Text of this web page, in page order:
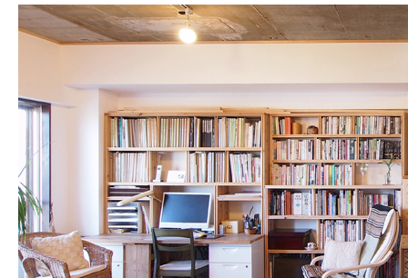
提供サービス
新築
リフォーム（改築
事務所案内